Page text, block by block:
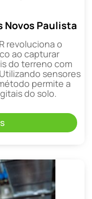
Novos Paulista
revoluciona o
ao capturar
do terreno com
sensores
permite a
do solo.